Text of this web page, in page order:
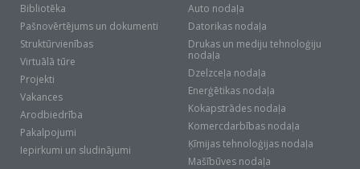
Bibliotēka
Pašnovērtējums un dokumenti
Struktūrvienības
Virtuālā tūre
Projekti
Vakances
Arodbiedrība
Pakalpojumi
Iepirkumi un sludinājumi
Auto nodaļa
Datorikas nodaļa
Drukas un mediju tehnoloģiju
nodaļa
Dzelzceļa nodaļa
Enerģētikas nodaļa
Kokapstrādes nodaļa
Komercdarbības nodaļa
Ķīmijas tehnoloģijas nodaļa
Mašībūves nodaļa